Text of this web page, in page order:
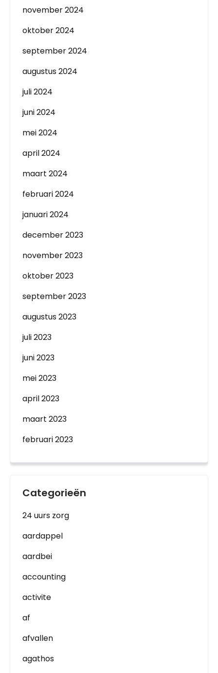
november 2024
oktober 2024
september 2024
augustus 2024
juli 2024
juni 2024
mei 2024
april 2024
maart 2024
februari 2024
januari 2024
december 2023
november 2023
oktober 2023
september 2023
augustus 2023
juli 2023
juni 2023
mei 2023
april 2023
maart 2023
februari 2023
Categorieën
24 uurs zorg
aardappel
aardbei
accounting
activite
af
afvallen
agathos